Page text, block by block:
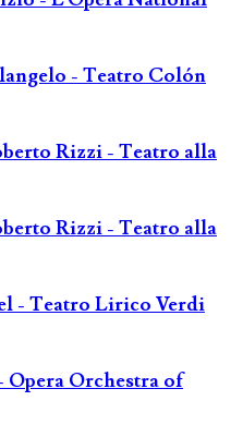
- Teatro Colón
Rizzi - Teatro alla
Rizzi - Teatro alla
- Teatro Lirico Verdi
Opera Orchestra of